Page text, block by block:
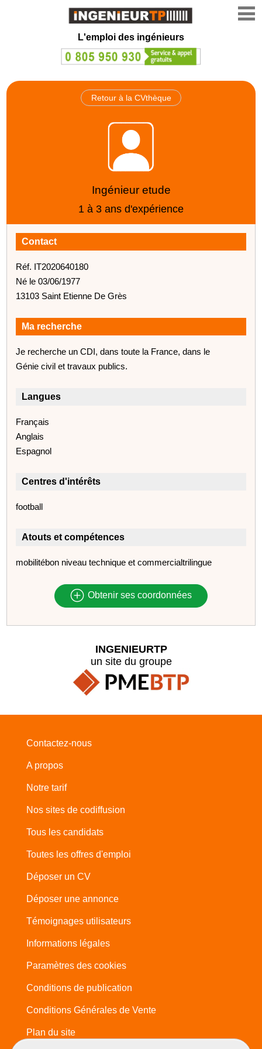
L'emploi des ingénieurs
Retour à la CVthèque
Ingénieur etude
1 à 3 ans d'expérience
Contact
Réf. IT2020640180
Né le 03/06/1977
13103 Saint Etienne De Grès
Ma recherche
Je recherche un CDI, dans toute la France, dans le
Génie civil et travaux publics.
Langues
Français
Anglais
Espagnol
Centres d'intérêts
football
Atouts et compétences
mobilitébon niveau technique et commercialtrilingue
Obtenir ses coordonnées
INGENIEURTP
un site du groupe
Contactez-nous
A propos
Notre tarif
Nos sites de codiffusion
Tous les candidats
Toutes les offres d'emploi
Déposer un CV
Déposer une annonce
Témoignages utilisateurs
Informations légales
Paramètres des cookies
Conditions de publication
Conditions Générales de Vente
Plan du site